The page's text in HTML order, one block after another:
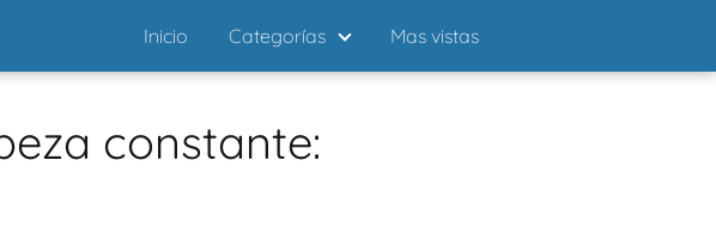
Inicio Categorías Mas vistas
constante: